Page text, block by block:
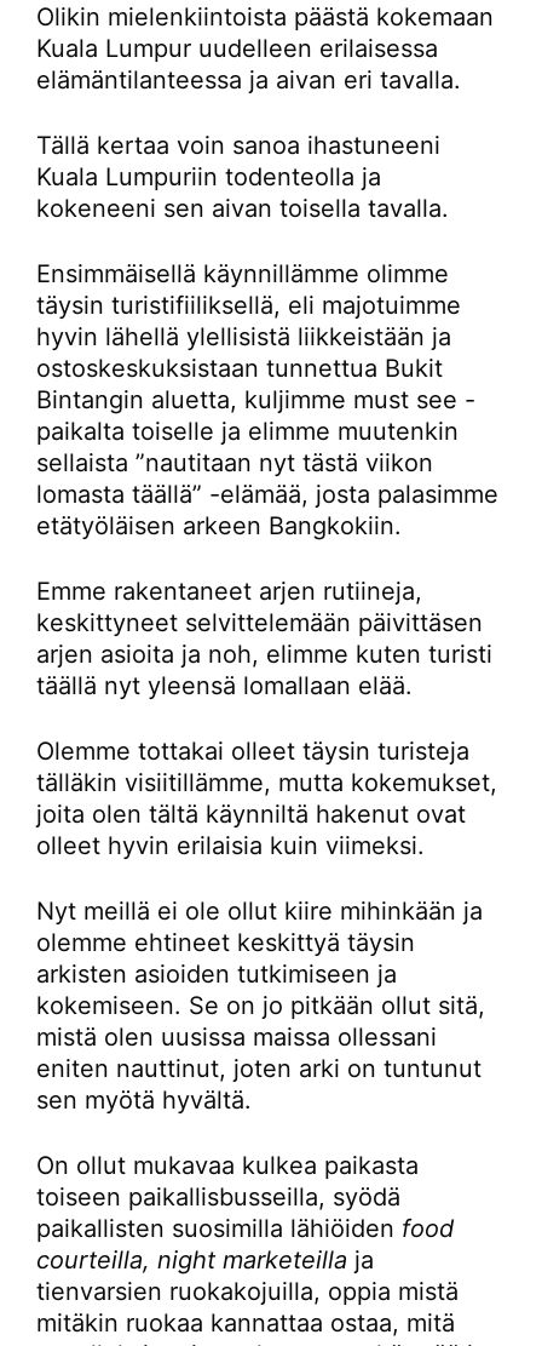
Olikin mielenkiintoista päästä kokemaan
Kuala Lumpur uudelleen erilaisessa
elämäntilanteessa ja aivan eri tavalla.
Tällä kertaa voin sanoa ihastuneeni
Kuala Lumpuriin todenteolla ja
kokeneeni sen aivan toisella tavalla.
Ensimmäisellä käynnillämme olimme
täysin turistifiiliksellä, eli majotuimme
hyvin lähellä ylellisistä liikkeistään ja
ostoskeskuksistaan tunnettua Bukit
Bintangin aluetta, kuljimme must see -
paikalta toiselle ja elimme muutenkin
sellaista ”nautitaan nyt tästä viikon
lomasta täällä” -elämää, josta palasimme
etätyöläisen arkeen Bangkokiin.
Emme rakentaneet arjen rutiineja,
keskittyneet selvittelemään päivittäsen
arjen asioita ja noh, elimme kuten turisti
täällä nyt yleensä lomallaan elää.
Olemme tottakai olleet täysin turisteja
tälläkin visiitillämme, mutta kokemukset,
joita olen tältä käynniltä hakenut ovat
olleet hyvin erilaisia kuin viimeksi.
Nyt meillä ei ole ollut kiire mihinkään ja
olemme ehtineet keskittyä täysin
arkisten asioiden tutkimiseen ja
kokemiseen. Se on jo pitkään ollut sitä,
mistä olen uusissa maissa ollessani
eniten nauttinut, joten arki on tuntunut
sen myötä hyvältä.
On ollut mukavaa kulkea paikasta
toiseen paikallisbusseilla, syödä
paikallisten suosimilla lähiöiden food
courteilla, night marketeilla ja
tienvarsien ruokakojuilla, oppia mistä
mitäkin ruokaa kannattaa ostaa, mitä